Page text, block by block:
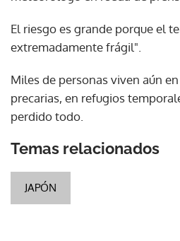
El riesgo es grande porque el
extremadamente frágil".
Miles de personas viven aún
precarias, en refugios
perdido todo.
Temas relacionados
JAPÓN